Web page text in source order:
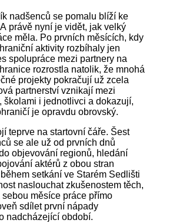
nadšenců se pomalu blíží ke
právě nyní je vidět, jak velký
měla. Po prvních měsících, kdy
aktivity rozbíhaly jen
spolupráce mezi partnery na
rozrostla natolik, že mnohá
projekty pokračují už zcela
partnerství vznikají mezi
školami i jednotlivci a dokazují,
je opravdu obrovský.
teprve na startovní čáře. Šest
se ale už od prvních dnů
objevování regionů, hledání
aktérů z obou stran
setkání ve Starém Sedlišti
naslouchat zkušenostem těch,
sebou měsíce práce přímo
sdílet první nápady
nadcházející období.